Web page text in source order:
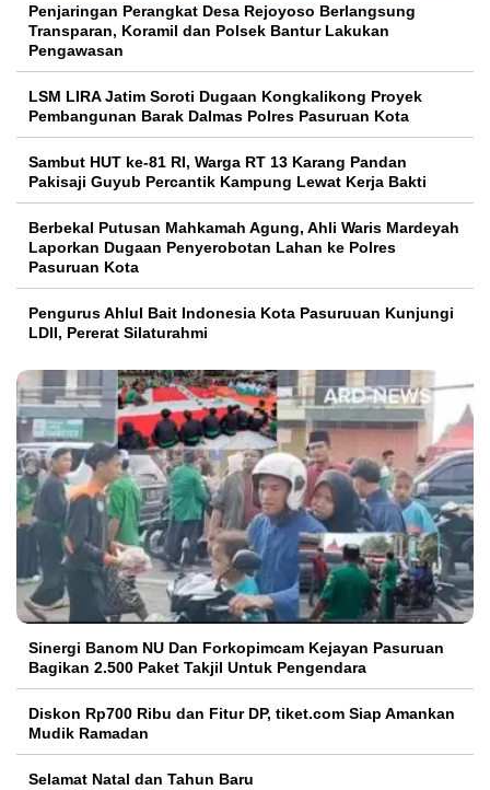
Penjaringan Perangkat Desa Rejoyoso Berlangsung
Transparan, Koramil dan Polsek Bantur Lakukan
Pengawasan
LSM LIRA Jatim Soroti Dugaan Kongkalikong Proyek
Pembangunan Barak Dalmas Polres Pasuruan Kota
Sambut HUT ke-81 RI, Warga RT 13 Karang Pandan
Pakisaji Guyub Percantik Kampung Lewat Kerja Bakti
Berbekal Putusan Mahkamah Agung, Ahli Waris Mardeyah
Laporkan Dugaan Penyerobotan Lahan ke Polres
Pasuruan Kota
Pengurus Ahlul Bait Indonesia Kota Pasuruuan Kunjungi
LDII, Pererat Silaturahmi
Sinergi Banom NU Dan Forkopimcam Kejayan Pasuruan
Bagikan 2.500 Paket Takjil Untuk Pengendara
Diskon Rp700 Ribu dan Fitur DP, tiket.com Siap Amankan
Mudik Ramadan
Selamat Natal dan Tahun Baru